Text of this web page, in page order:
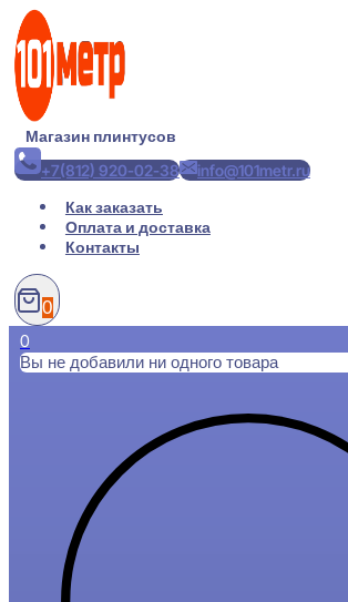
Перейти
содержимому
Магазин плинтусов
+7(812) 920-02-38
info@101metr.ru
Как заказать
Оплата и доставка
Контакты
0
0
Вы не добавили ни одного товара